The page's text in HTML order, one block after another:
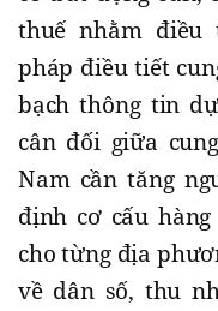
thuế nhằm
pháp điều tiết
bạch thông tin
cân đối giữa
Nam cần tăng
định cơ cấu
cho từng địa
về dân số, thu